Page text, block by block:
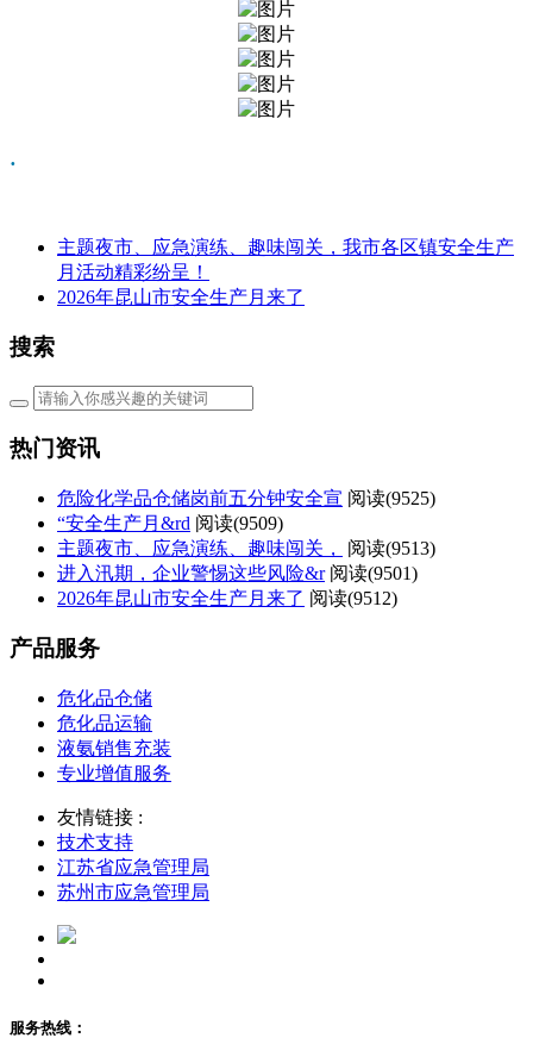
·
主题夜市、应急演练、趣味闯关，我市各区镇安全生产
月活动精彩纷呈！
2026年昆山市安全生产月来了
搜索
热门资讯
危险化学品仓储岗前五分钟安全宣 阅读(9525)
“安全生产月&rd 阅读(9509)
主题夜市、应急演练、趣味闯关，
阅读(9513)
进入汛期，企业警惕这些风险&r 阅读(9501)
2026年昆山市安全生产月来了 阅读(9512)
产品服务
危化品仓储
危化品运输
液氨销售充装
专业增值服务
友情链接 :
技术支持
江苏省应急管理局
苏州市应急管理局
服务热线：